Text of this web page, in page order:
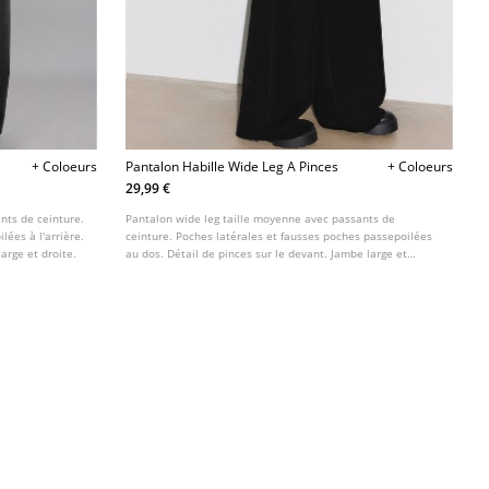
+ Coloeurs
de ceinture.
à l'arrière.
et droite.
Pantalon Habille Wide Leg A Pinces
+ Coloeurs
29,99 €
Pantalon wide leg taille moyenne avec passants de
ceinture. Poches latérales et fausses poches passepoilées
au dos. Détail de pinces sur le devant. Jambe large et